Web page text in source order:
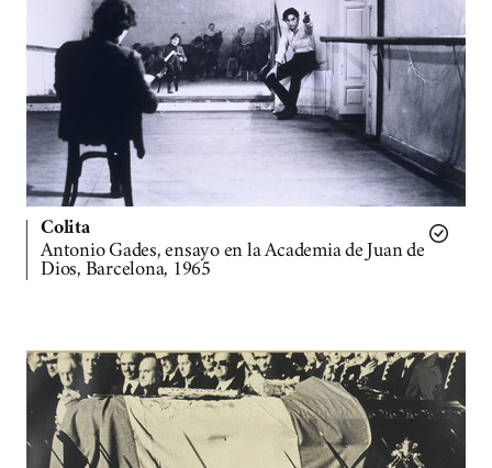
Colita
Antonio Gades, ensayo en la Academia de Juan de
Dios, Barcelona, 1965